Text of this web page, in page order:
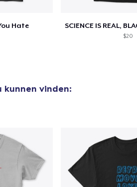
Hate
$20
kunnen vinden: